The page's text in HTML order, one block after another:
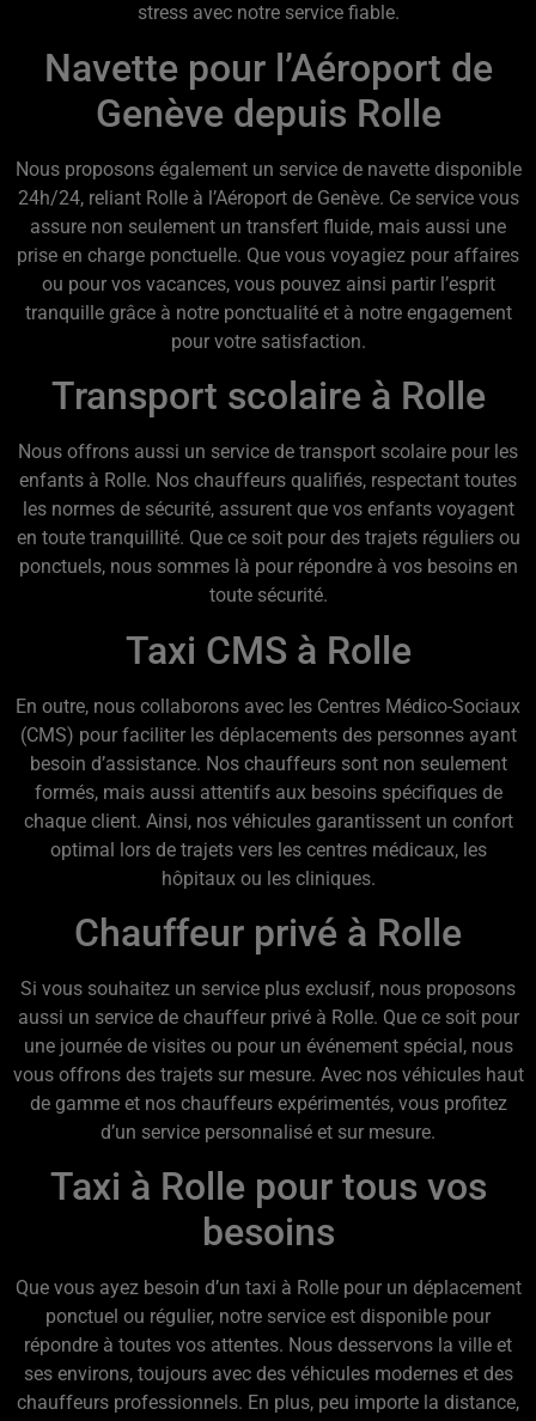
stress avec notre service fiable.
Navette pour l’Aéroport de
Genève depuis Rolle
Nous proposons également un service de navette disponible
24h/24, reliant Rolle à l’Aéroport de Genève. Ce service vous
assure non seulement un transfert fluide, mais aussi une
prise en charge ponctuelle. Que vous voyagiez pour affaires
ou pour vos vacances, vous pouvez ainsi partir l’esprit
tranquille grâce à notre ponctualité et à notre engagement
pour votre satisfaction.
Transport scolaire à Rolle
Nous offrons aussi un service de transport scolaire pour les
enfants à Rolle. Nos chauffeurs qualifiés, respectant toutes
les normes de sécurité, assurent que vos enfants voyagent
en toute tranquillité. Que ce soit pour des trajets réguliers ou
ponctuels, nous sommes là pour répondre à vos besoins en
toute sécurité.
Taxi CMS à Rolle
En outre, nous collaborons avec les Centres Médico-Sociaux
(CMS) pour faciliter les déplacements des personnes ayant
besoin d’assistance. Nos chauffeurs sont non seulement
formés, mais aussi attentifs aux besoins spécifiques de
chaque client. Ainsi, nos véhicules garantissent un confort
optimal lors de trajets vers les centres médicaux, les
hôpitaux ou les cliniques.
Chauffeur privé à Rolle
Si vous souhaitez un service plus exclusif, nous proposons
aussi un service de chauffeur privé à Rolle. Que ce soit pour
une journée de visites ou pour un événement spécial, nous
vous offrons des trajets sur mesure. Avec nos véhicules haut
de gamme et nos chauffeurs expérimentés, vous profitez
d’un service personnalisé et sur mesure.
Taxi à Rolle pour tous vos
besoins
Que vous ayez besoin d’un taxi à Rolle pour un déplacement
ponctuel ou régulier, notre service est disponible pour
répondre à toutes vos attentes. Nous desservons la ville et
ses environs, toujours avec des véhicules modernes et des
chauffeurs professionnels. En plus, peu importe la distance,